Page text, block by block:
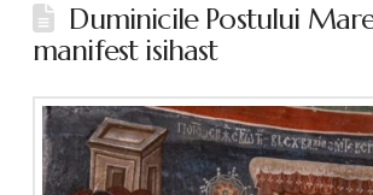
Duminicile Postului
manifest isihast